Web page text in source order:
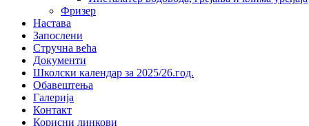
Фризер
Настава
Запослени
Стручна већа
Документи
Школски календар за 2025/26.год.
Обавештења
Галерија
Контакт
Корисни линкови